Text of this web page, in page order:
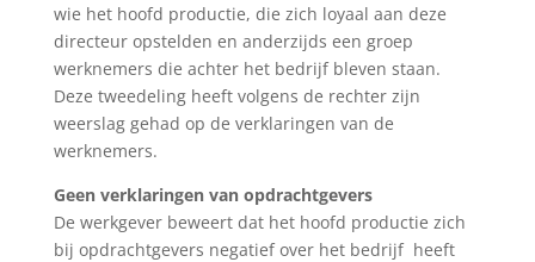
wie het hoofd productie, die zich loyaal aan deze
directeur opstelden en anderzijds een groep
werknemers die achter het bedrijf bleven staan.
Deze tweedeling heeft volgens de rechter zijn
weerslag gehad op de verklaringen van de
werknemers.
Geen verklaringen van opdrachtgevers
De werkgever beweert dat het hoofd productie zich
bij opdrachtgevers negatief over het bedrijf heeft